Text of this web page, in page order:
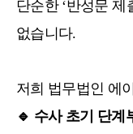
단순한 ‘반성문 제
없습니다.
저희 법무법인 에
🔹 수사 초기 단계